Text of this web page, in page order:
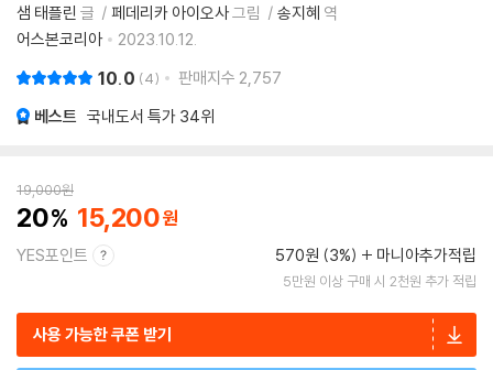
샘 태플린 글 페데리카 아이오사그림 송지혜 역
어스본코리아
2023.10.12.
10.0 4 판매지수 2,757
베스트 국내도서 특가 34위
19,000원
20 15,200
YES포인트 570원 (3%) 마니아추가적립
5만원 이상 구매 시 2천원 추가 적립
사용 가능한 쿠폰 받기